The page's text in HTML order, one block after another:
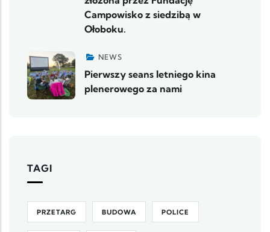
Campowisko z siedzibą w
Ołoboku.
NEWS
Pierwszy seans letniego kina
plenerowego za nami
TAGI
PRZETARG BUDOWA POLICE